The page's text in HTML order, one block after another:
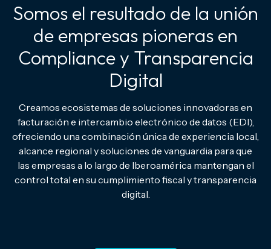
Somos el resultado de la unión
de empresas pioneras en
Compliance y Transparencia
Digital
Creamos ecosistemas de soluciones innovadoras en
facturación e intercambio electrónico de datos (EDI),
ofreciendo una combinación única de experiencia local,
alcance regional y soluciones de vanguardia para que
las empresas a lo largo de Iberoamérica mantengan el
control total en su cumplimiento fiscal y transparencia
digital.